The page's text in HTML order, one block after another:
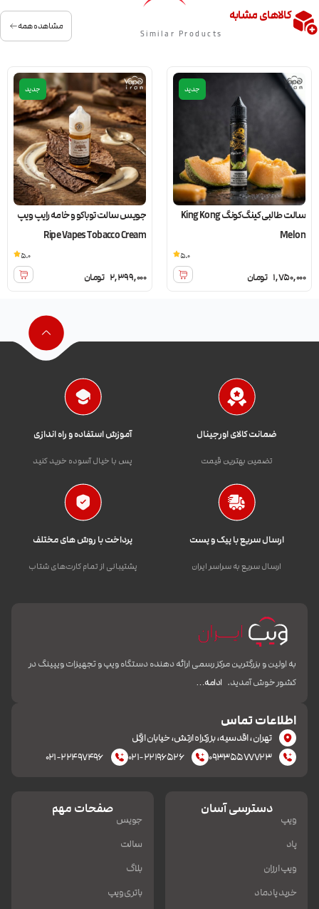
کالاهای مشابه
Similar Products
مشاهده همه
جدید
سالت طالبی کینگ کونگ King Kong
Melon
1,750,000 تومان
5.0
جدید
جویس سالت توباکو و خامه رایپ ویپ
Ripe Vapes Tobacco Cream
2,399,000 تومان
5.0
ضمانت کالای اورجینال
تضمین بهترین قیمت
آموزش استفاده و راه اندازی
پس با خیال آسوده خرید کنید
ارسال سریع با پیک و پست
ارسال سریع به سراسر ایران
پرداخت با روش های مختلف
پشتیبانی از تمام کارت‌های شتاب
به اولین و بزرگترین مرکز رسمی ارائه دهنده دستگاه ویپ و تجهیزات ویپینگ در
کشور خوش آمدید. ادامه…
اطلاعات تماس
تهران، اقدسیه، بزرکراه ارتش، خیابان ازگل
۰۹۳۳۵۵۷۷۷۲۳
۰۲۱-۲۲۱۹۶۵۲۶ ۰۲۱-۲۲۴۹۷۴۹۶
دسترسی آسان
ویپ
پاد
ویپ ارزان
خرید پادماد
صفحات مهم
جویس
سالت
بلاگ
باتری ویپ